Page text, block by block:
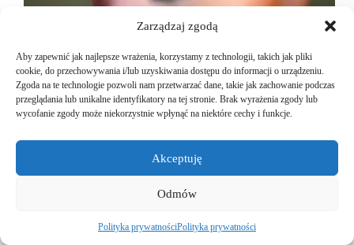
Zarządzaj zgodą
Aby zapewnić jak najlepsze wrażenia, korzystamy z technologii, takich jak pliki
cookie, do przechowywania i/lub uzyskiwania dostępu do informacji o urządzeniu.
Zgoda na te technologie pozwoli nam przetwarzać dane, takie jak zachowanie podczas
przeglądania lub unikalne identyfikatory na tej stronie. Brak wyrażenia zgody lub
wycofanie zgody może niekorzystnie wpłynąć na niektóre cechy i funkcje.
Akceptuję
Odmów
Polityka prywatnościPolityka prywatności
technologie w logistyce przewidywane zmiany.
Nowy rok to czas planowania działań i aktywności
przynajmniej na kolejne 12 miesięcy. Zawsze w tym
okresie pojawiają się również przewidywania i
prognozy na temat tego, co nas czeka…
Copyright © 2026 | Dariusz Krasoń | Blog o logistyce